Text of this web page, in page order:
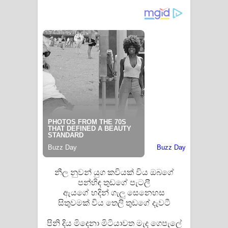
Manobhawa Song Lyrics - මනෝභව
ගීතයේ පද පෙළ
Akahe Indala Song Lyrics - ආකාහේ
ඉඳලා ගීතයේ පද පෙළ
Raawaya Song Lyrics - රාවය ගීතයේ
පද පෙළ
Saddeta Denna Song Lyrics - සද්දෙට
දෙන්න ගීතයේ පද පෙළ
Kaalaya Song Lyrics - කාලය ගීතයේ පද
නීල නුවන් යුග කවියක් විය ඔබගේ
පන්හිඳ තුඩගේ පැටලී
ඇයගේ හදින් ගැලු සෙනෙහස
සිතුවමක් විය තෙලි තුඩගේ දැවටී
පිනි දිය මිදෙනා මිටියාවත මැද ගෙපැලේ